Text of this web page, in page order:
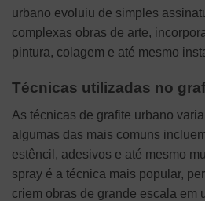
urbano evoluiu de simples
complexas obras de arte,
pintura, colagem e até mesmo
Técnicas utilizadas no
As técnicas de grafite urbano
algumas das mais comuns
estêncil, adesivos e até mesmo
spray é a técnica mais popular,
criem obras de grande escala em